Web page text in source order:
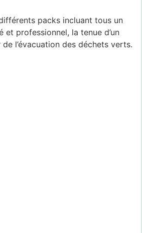
packs incluant tous un
et professionnel, la tenue d’un
l’évacuation des déchets verts.